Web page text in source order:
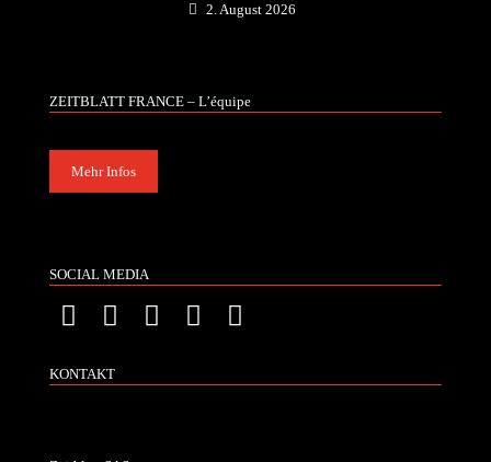
2. August 2026
ZEITBLATT FRANCE – L’équipe
Mehr Infos
SOCIAL MEDIA
KONTAKT